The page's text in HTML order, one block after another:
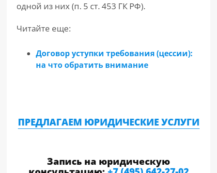
одной из них (п. 5 ст. 453 ГК РФ).
Читайте еще:
Договор уступки требования (цессии):
на что обратить внимание
ПРЕДЛАГАЕМ ЮРИДИЧЕСКИЕ УСЛУГИ
Запись на юридическую